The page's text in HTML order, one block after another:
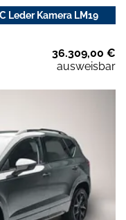
Leder Kamera LM19
36.309,00 €
ausweisbar